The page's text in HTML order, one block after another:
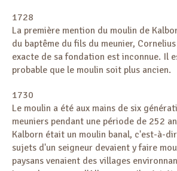
Groupes d’inclusion
Jardin pédagogique
Formulaire
Envoyer un message
1728
La première mention du moulin de
du baptême du fils du meunier,
exacte de sa fondation est inconnue. Il
probable que le moulin soit plus ancien.
1730
Le moulin a été aux mains de six
meuniers pendant une période de 252
Kalborn était un moulin banal, c'est-à-
sujets d'un seigneur devaient y faire
paysans venaient des villages